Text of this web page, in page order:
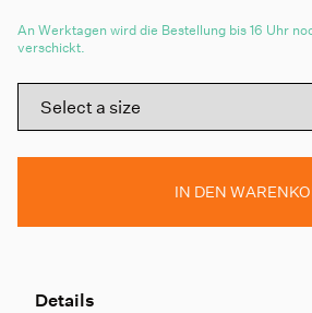
An Werktagen wird die Bestellung bis 16 Uhr
verschickt.
IN DEN
Details